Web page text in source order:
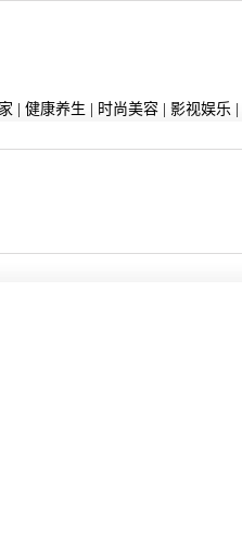
健康养生 时尚美容| 影视娱乐